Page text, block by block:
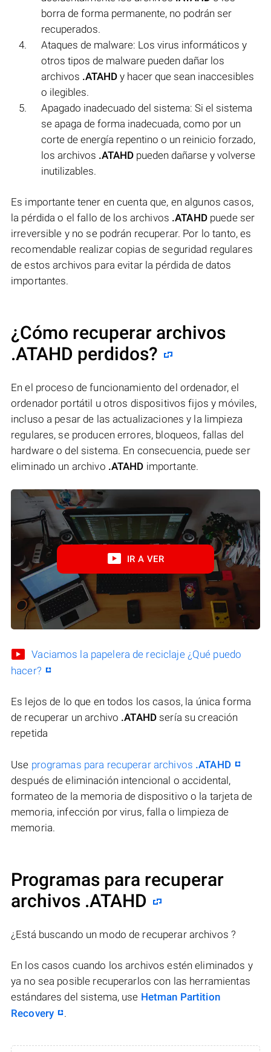
borra de forma permanente, no podrán ser
recuperados.
Ataques de malware: Los virus informáticos y
otros tipos de malware pueden dañar los
archivos .ATAHD y hacer que sean inaccesibles
o ilegibles.
Apagado inadecuado del sistema: Si el sistema
se apaga de forma inadecuada, como por un
corte de energía repentino o un reinicio forzado,
los archivos .ATAHD pueden dañarse y volverse
inutilizables.
Es importante tener en cuenta que, en algunos casos,
la pérdida o el fallo de los archivos .ATAHDpuede ser
irreversible y no se podrán recuperar. Por lo tanto, es
recomendable realizar copias de seguridad regulares
de estos archivos para evitar la pérdida de datos
importantes.
¿Cómo recuperar archivos
.ATAHD perdidos?
En el proceso de funcionamiento del ordenador, el
ordenador portátil u otros dispositivos fijos y móviles,
incluso a pesar de las actualizaciones y la limpieza
regulares, se producen errores, bloqueos, fallas del
hardware o del sistema. En consecuencia, puede ser
eliminado un archivo .ATAHD importante.
IR A VER
Vaciamos la papelera de reciclaje ¿Qué puedo
hacer?
Es lejos de lo que en todos los casos, la única forma
de recuperar un archivo .ATAHD sería su creación
repetida
Use programas para recuperar archivos .ATAHD
después de eliminación intencional o accidental,
formateo de la memoria de dispositivo o la tarjeta de
memoria, infección por virus, falla o limpieza de
memoria.
Programas para recuperar
archivos .ATAHD
¿Está buscando un modo de recuperar archivos ?
En los casos cuando los archivos estén eliminados y
ya no sea posible recuperarlos con las herramientas
estándares del sistema, use Hetman Partition
Recovery
.